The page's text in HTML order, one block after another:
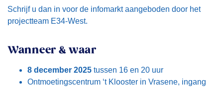
Schrijf u dan in voor de infomarkt aangeboden door het
projectteam E34-West.
Wanneer & waar
8 december 2025 tussen 16 en 20 uur
Ontmoetingscentrum ‘t Klooster in Vrasene, ingang